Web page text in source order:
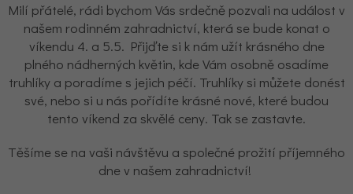
Milí přátelé, rádi bychom Vás srdečně pozvali na událost v
našem rodinném zahradnictví, která se bude konat o
víkendu 4. a 5.5. Přijďte si k nám užít krásného dne
plného nádherných květin, kde Vám osobně osadíme
truhlíky a poradíme s jejich péčí. Truhlíky si můžete donést
své, nebo si u nás pořídíte krásné nové, které budou
tento víkend za skvělé ceny. Tak se zastavte.
Těšíme se na vaši návštěvu a společné prožití příjemného
dne v našem zahradnictví!